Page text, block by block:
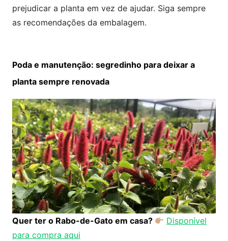
prejudicar a planta em vez de ajudar. Siga sempre
as recomendações da embalagem.
Poda e manutenção: segredinho para deixar a
planta sempre renovada
Quer ter o Rabo-de-Gato em casa?
Disponível
para compra aqui